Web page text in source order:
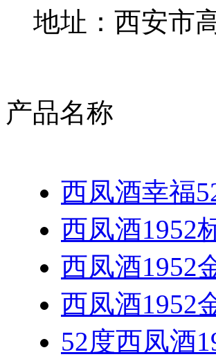
地址：西安市
产品名称
西凤酒幸福
西凤酒1952
西凤酒1952
西凤酒1952
52度西凤酒